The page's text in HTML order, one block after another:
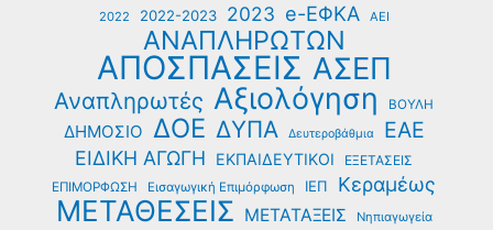
2022 2022-2023 2023 e-ΕΦΚΑ ΑΕΙ
ΑΝΑΠΛΗΡΩΤΩΝ
ΑΠΟΣΠΑΣΕΙΣ ΑΣΕΠ
Αναπληρωτές Αξιολόγηση ΒΟΥΛΗ
ΔΗΜΟΣΙΟ ΔΟΕ ΔΥΠΑ Δευτεροβάθμια ΕΑΕ
ΕΙΔΙΚΗ ΑΓΩΓΗ ΕΚΠΑΙΔΕΥΤΙΚΟΙ ΕΞΕΤΑΣΕΙΣ
ΕΠΙΜΟΡΦΩΣΗ Εισαγωγική Επιμόρφωση ΙΕΠ Κεραμέως
ΜΕΤΑΘΕΣΕΙΣ ΜΕΤΑΤΑΞΕΙΣ
Νηπιαγωγεία